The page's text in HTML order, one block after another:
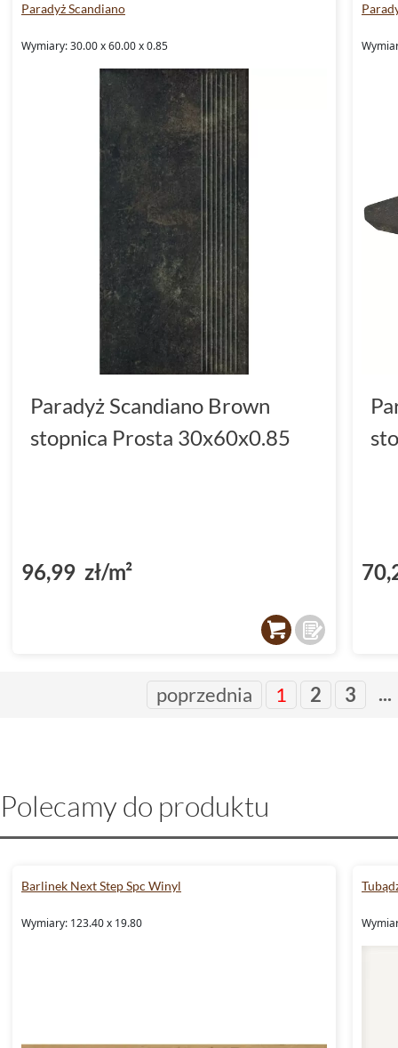
Paradyż Scandiano
Wymiary: 30.00 x 60.00 x 0.85
Paradyż Scandiano Brown
stopnica Prosta 30x60x0.85
96,99 zł/m²
poprzednia 1 2 3 ...
Polecamy do produktu
Barlinek Next Step Spc Winyl
Wymiary: 123.40 x 19.80